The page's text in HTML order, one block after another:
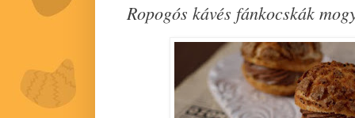
Ropogós kávés fánkocskák